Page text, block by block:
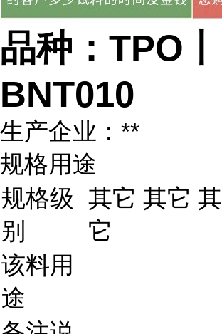
品种：TPO丨
BNT010
生产企业：**
规格用途
规格级
别
其它 其它 其
它
该料用
途